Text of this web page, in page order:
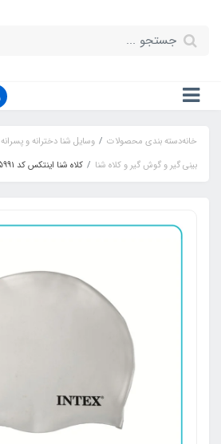
خانهدسته بندی محصولات
وسایل شنا دخترانه و پسرانه
بینی گیر و گوش گیر و کلاه شنا
کلاه شنا اینتکس کد 55991 رنگ سفید